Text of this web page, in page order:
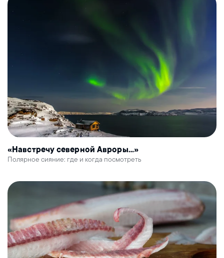
«Навстречу северной Авроры…»
Полярное сияние: где и когда посмотреть